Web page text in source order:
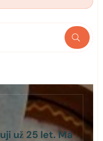
už 25 let. Má